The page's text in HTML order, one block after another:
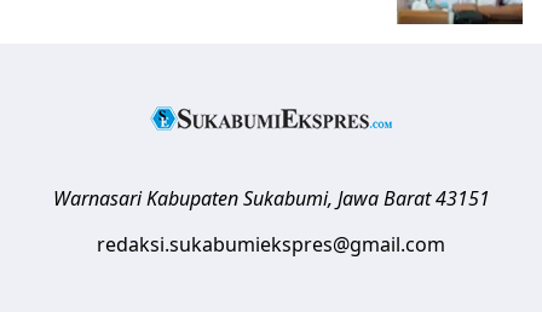
Warnasari Kabupaten Sukabumi, Jawa Barat 43151
redaksi.sukabumiekspres@gmail.com